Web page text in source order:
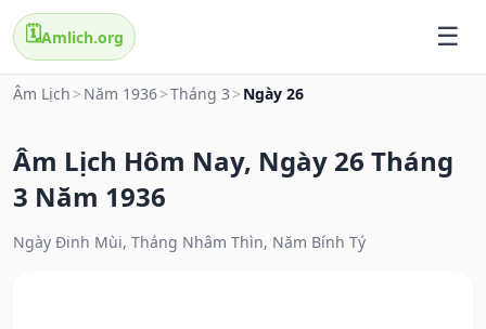
🗓️Amlich.org
Âm Lịch > Năm 1936>Tháng 3 > Ngày 26
Âm Lịch Hôm Nay, Ngày 26 Tháng
3 Năm 1936
Ngày Đinh Mùi, Tháng Nhâm Thìn, Năm Bính Tý